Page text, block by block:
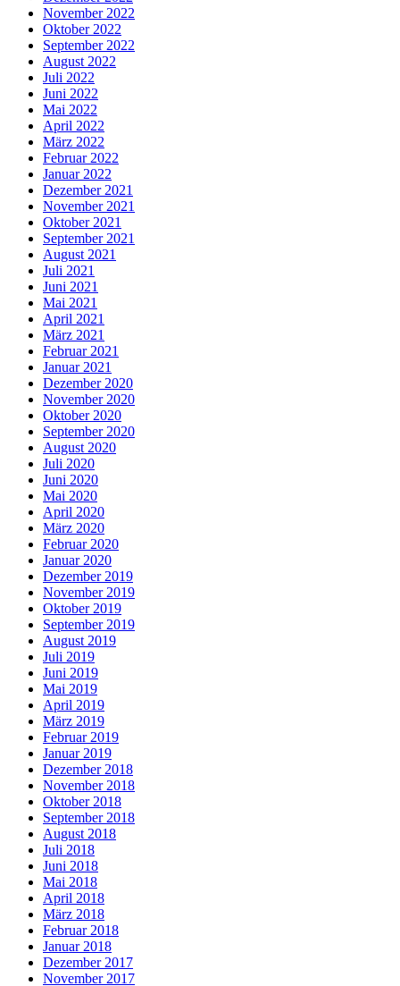
November 2022
Oktober 2022
September 2022
August 2022
Juli 2022
Juni 2022
Mai 2022
April 2022
März 2022
Februar 2022
Januar 2022
Dezember 2021
November 2021
Oktober 2021
September 2021
August 2021
Juli 2021
Juni 2021
Mai 2021
April 2021
März 2021
Februar 2021
Januar 2021
Dezember 2020
November 2020
Oktober 2020
September 2020
August 2020
Juli 2020
Juni 2020
Mai 2020
April 2020
März 2020
Februar 2020
Januar 2020
Dezember 2019
November 2019
Oktober 2019
September 2019
August 2019
Juli 2019
Juni 2019
Mai 2019
April 2019
März 2019
Februar 2019
Januar 2019
Dezember 2018
November 2018
Oktober 2018
September 2018
August 2018
Juli 2018
Juni 2018
Mai 2018
April 2018
März 2018
Februar 2018
Januar 2018
Dezember 2017
November 2017